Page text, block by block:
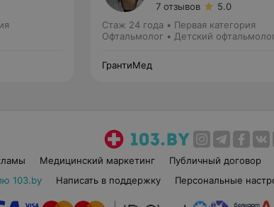
7 отзывов
5.0
Стаж 24 года • Первая категория
Офтальмолог • Детский
ГрантиМед
Медицинский маркетинг Публичный договор
103.by
Написать в поддержку Персональные